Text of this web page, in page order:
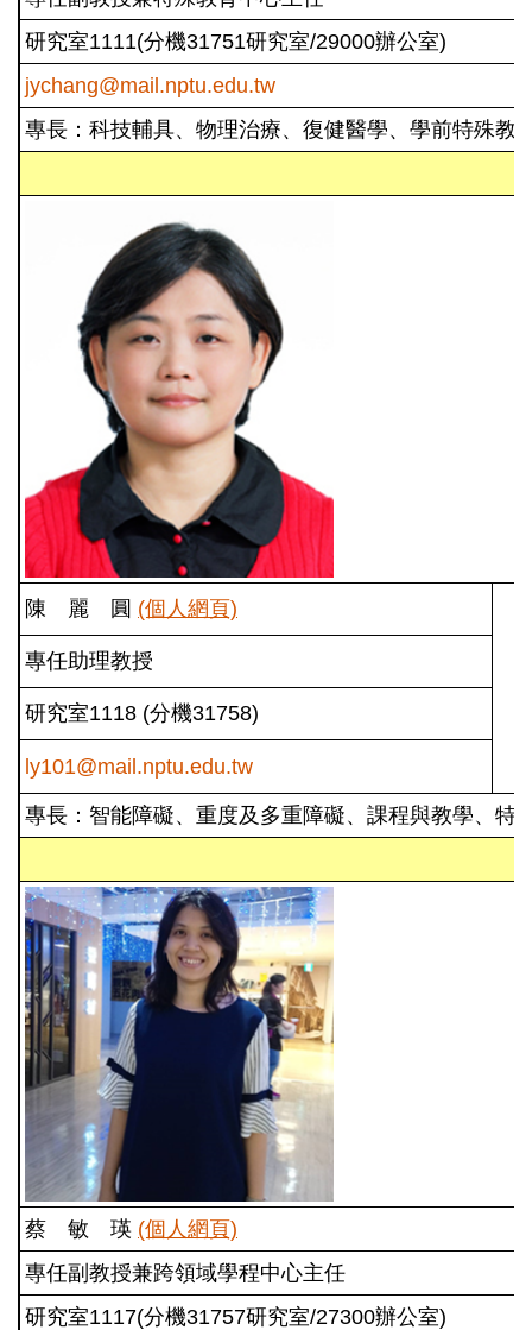
研究室1111(分機31751研究室/29000辦公室)
jychang@mail.nptu.edu.tw
專長：科技輔具、物理治療、復健醫學、學前特殊教
陳 麗 圓 (個人網頁)
專任助理教授
研究室1118 (分機31758)
ly101@mail.nptu.edu.tw
專長：智能障礙、重度及多重障礙、課程與教學、特
蔡 敏 瑛 (個人網頁)
專任副教授兼跨領域學程中心主任
研究室1117(分機31757研究室/27300辦公室)